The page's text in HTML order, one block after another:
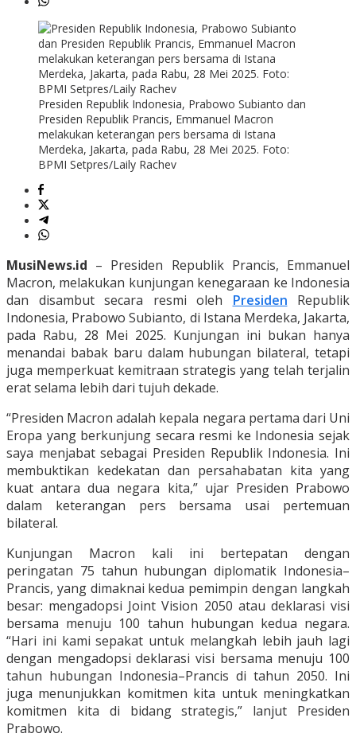
Presiden Republik Indonesia, Prabowo Subianto dan
Presiden Republik Prancis, Emmanuel Macron
melakukan keterangan pers bersama di Istana
Merdeka, Jakarta, pada Rabu, 28 Mei 2025. Foto:
BPMI Setpres/Laily Rachev
MusiNews.id – Presiden Republik Prancis, Emmanuel
Macron, melakukan kunjungan kenegaraan ke Indonesia
dan disambut secara resmi oleh Presiden Republik
Indonesia, Prabowo Subianto, di Istana Merdeka, Jakarta,
pada Rabu, 28 Mei 2025. Kunjungan ini bukan hanya
menandai babak baru dalam hubungan bilateral, tetapi
juga memperkuat kemitraan strategis yang telah terjalin
erat selama lebih dari tujuh dekade.
“Presiden Macron adalah kepala negara pertama dari Uni
Eropa yang berkunjung secara resmi ke Indonesia sejak
saya menjabat sebagai Presiden Republik Indonesia. Ini
membuktikan kedekatan dan persahabatan kita yang
kuat antara dua negara kita,” ujar Presiden Prabowo
dalam keterangan pers bersama usai pertemuan
bilateral.
Kunjungan Macron kali ini bertepatan dengan
peringatan 75 tahun hubungan diplomatik Indonesia–
Prancis, yang dimaknai kedua pemimpin dengan langkah
besar: mengadopsi Joint Vision 2050 atau deklarasi visi
bersama menuju 100 tahun hubungan kedua negara.
“Hari ini kami sepakat untuk melangkah lebih jauh lagi
dengan mengadopsi deklarasi visi bersama menuju 100
tahun hubungan Indonesia–Prancis di tahun 2050. Ini
juga menunjukkan komitmen kita untuk meningkatkan
komitmen kita di bidang strategis,” lanjut Presiden
Prabowo.